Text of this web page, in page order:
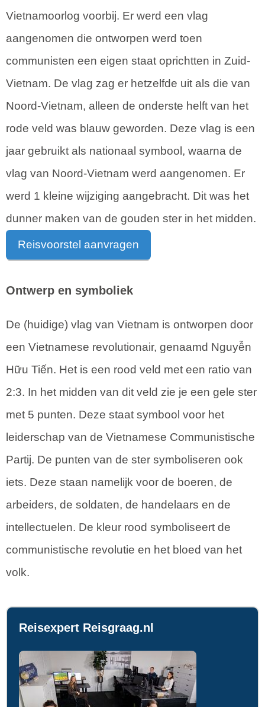
Vietnamoorlog voorbij. Er werd een vlag
aangenomen die ontworpen werd toen
communisten een eigen staat oprichtten in Zuid-
Vietnam. De vlag zag er hetzelfde uit als die van
Noord-Vietnam, alleen de onderste helft van het
rode veld was blauw geworden. Deze vlag is een
jaar gebruikt als nationaal symbool, waarna de
vlag van Noord-Vietnam werd aangenomen. Er
werd 1 kleine wijziging aangebracht. Dit was het
dunner maken van de gouden ster in het midden.
Reisvoorstel aanvragen
Ontwerp en symboliek
De (huidige) vlag van Vietnam is ontworpen door
een Vietnamese revolutionair, genaamd Nguyễn
Hữu Tiến. Het is een rood veld met een ratio van
2:3. In het midden van dit veld zie je een gele ster
met 5 punten. Deze staat symbool voor het
leiderschap van de Vietnamese Communistische
Partij. De punten van de ster symboliseren ook
iets. Deze staan namelijk voor de boeren, de
arbeiders, de soldaten, de handelaars en de
intellectuelen. De kleur rood symboliseert de
communistische revolutie en het bloed van het
volk.
Reisexpert Reisgraag.nl